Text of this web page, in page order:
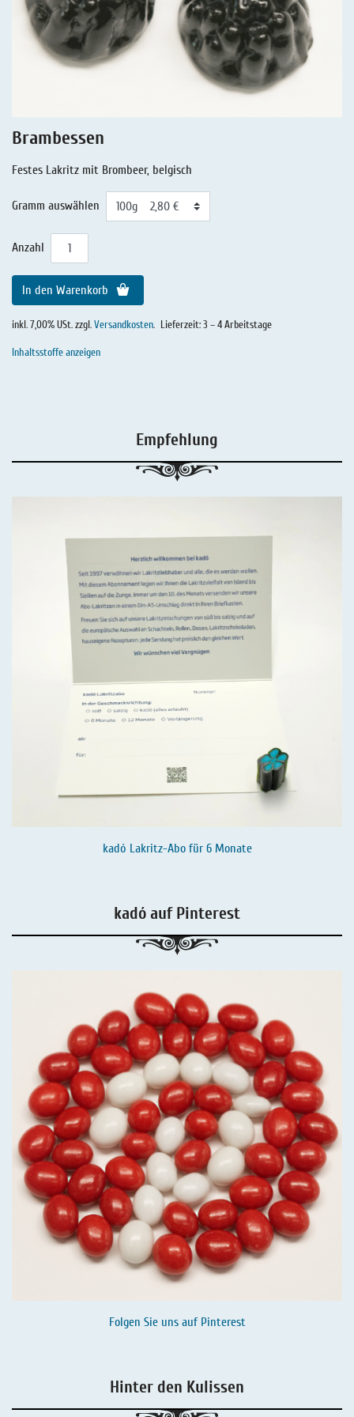
Lakritz - Gutschein
Salmiaklakritz
Lakritz - Schachteln & Dosen
Lakritz - Getränke
Lakritz - Geschichten
Brambessen
Festes Lakritz mit Brombeer, belgisch
Gramm auswählen
Anzahl
In den Warenkorb
inkl. 7,00% USt. zzgl.Versandkosten. Lieferzeit: 3 – 4 Arbeitstage
Inhaltsstoffe anzeigen
Empfehlung
kadó Lakritz-Abo für 6 Monate
kadó auf Pinterest
Folgen Sie uns auf Pinterest
Hinter den Kulissen